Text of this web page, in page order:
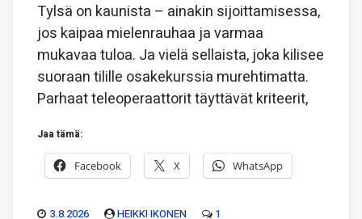
Tylsä on kaunista – ainakin sijoittamisessa,
jos kaipaa mielenrauhaa ja varmaa
mukavaa tuloa. Ja vielä sellaista, joka kilisee
suoraan tilille osakekurssia murehtimatta.
Parhaat teleoperaattorit täyttävät kriteerit,
Jaa tämä:
Facebook X WhatsApp
3.8.2026 HEIKKI IKONEN 1